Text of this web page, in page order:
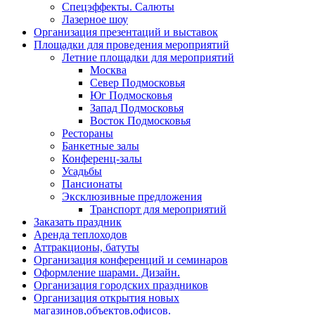
Спецэффекты. Салюты
Лазерное шоу
Организация презентаций и выставок
Площадки для проведения мероприятий
Летние площадки для мероприятий
Москва
Север Подмосковья
Юг Подмосковья
Запад Подмосковья
Восток Подмосковья
Рестораны
Банкетные залы
Конференц-залы
Усадьбы
Пансионаты
Эксклюзивные предложения
Транспорт для мероприятий
Заказать праздник
Аренда теплоходов
Аттракционы, батуты
Организация конференций и семинаров
Оформление шарами. Дизайн.
Организация городских праздников
Организация открытия новых
магазинов,объектов,офисов.